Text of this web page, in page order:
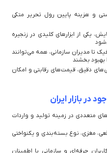
و هزینه پایین رول تحریر متکی
یکی از ابزارهای کلیدی در زنجیره
تا مدیران سازمانی، همه می‌توانند
بهبود بخشند
دقیق، قیمت‌های رقابتی و امکان
در بازار ایران
متعددی در زمینه تولید و واردات
مغزی، نوع بسته‌بندی و یکنواختی
حرفه‌ای و سازمانی با اطمینان